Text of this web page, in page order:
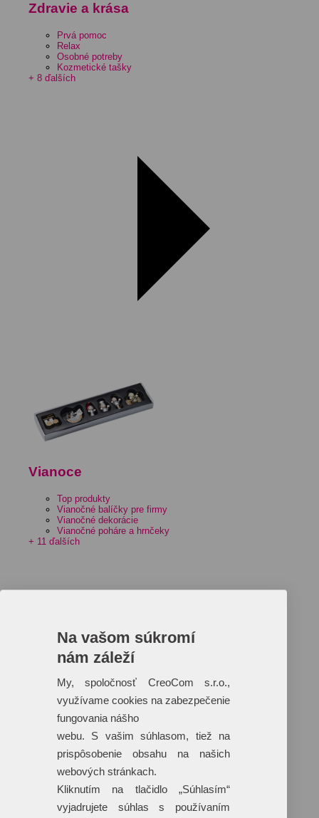
Zdravie a krása
Prvá pomoc
Relax
Osobné potreby
Kozmetické tašky
+ 8 ďalších
Vianoce
Top produkty
Vianočné balíčky pre firmy
Vianočné dekorácie
Vianočné poháre a hrnčeky
+ 11 ďalších
Na vašom súkromí
nám záleží
My, spoločnosť CreoCom s.r.o.,
využívame cookies na zabezpečenie
fungovania nášho
webu. S vašim súhlasom, tiež na
prispôsobenie obsahu na našich
webových stránkach.
Kliknutím na tlačidlo „Súhlasím“
vyjadrujete súhlas s používaním